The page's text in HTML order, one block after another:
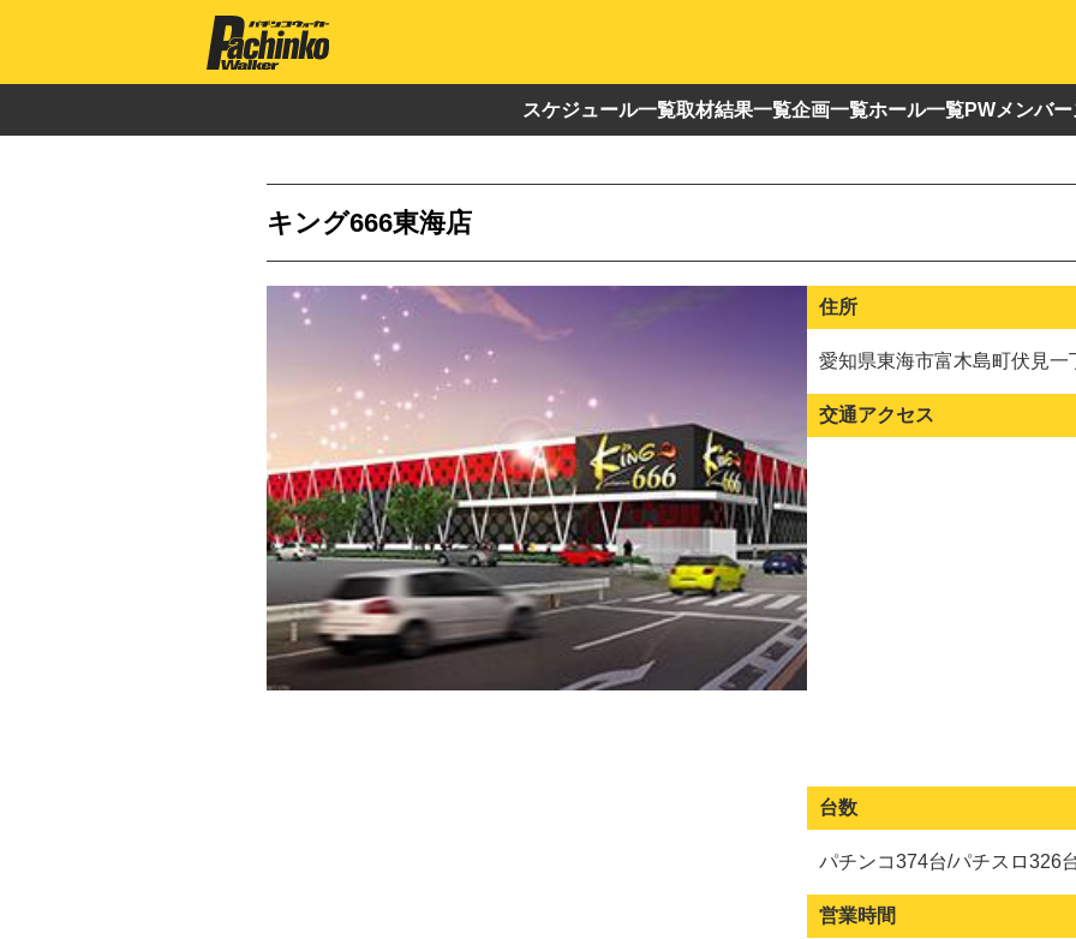
スケジュール一覧取材結果一覧企画一覧ホール一覧PWメンバ
キング666東海店
住所
愛知県東海市富木島町伏見一
交通アクセス
台数
パチンコ374台/パチスロ326
営業時間